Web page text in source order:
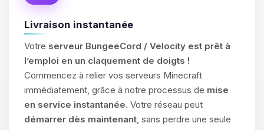
Livraison instantanée
Votre serveur BungeeCord / Velocity est prêt à
l’emploi en un claquement de doigts !
Commencez à relier vos serveurs Minecraft
immédiatement, grâce à notre processus de mise
en service instantanée. Votre réseau peut
démarrer dès maintenant , sans perdre une seule